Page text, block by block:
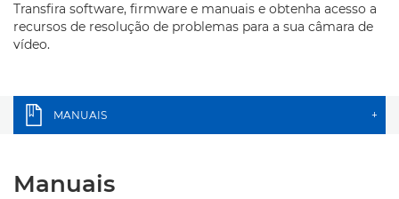
Transfira software, firmware e manuais e obtenha acesso a
recursos de resolução de problemas para a sua câmara de
vídeo.
MANUAIS +
Manuais